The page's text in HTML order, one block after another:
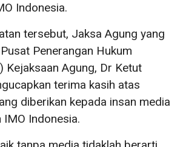
Indonesia.
tersebut, Jaksa Agung yang
Penerangan Hukum
Kejaksaan Agung, Dr Ketut
terima kasih atas
diberikan kepada insan media
IMO Indonesia.